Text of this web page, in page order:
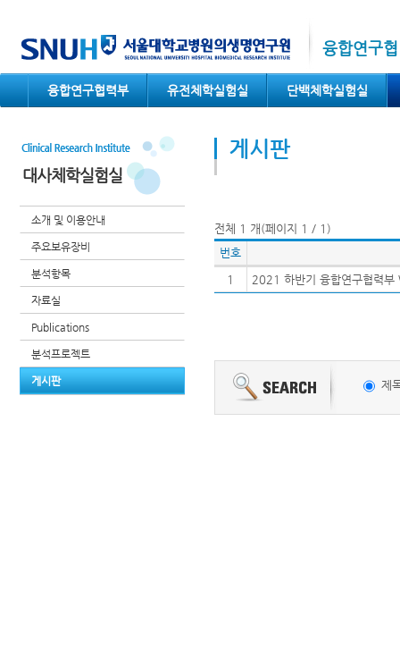
융합연구
융합연구협력부 유전체학실험실 단백체학실험실
대사체학실험실
소개 및 이용안내
주요보유장비
분석항목
자료실
Publications
분석프로젝트
게시판
게시판
전체 1 개(페이지 1 / 1)
번호
1
2021 하반기 융합연구협력
제